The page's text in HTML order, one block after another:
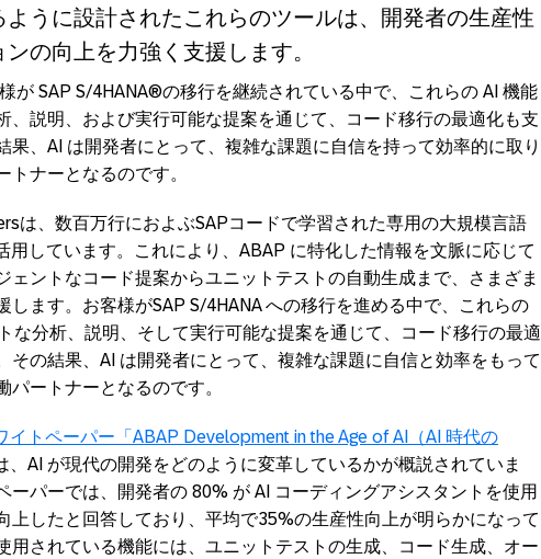
ように設計されたこれらのツールは、開発者の生産性
の向上を力強く支援します。
が SAP S/4HANA®の移行を継続されている中で、これらの AI 機能
、説明、および実行可能な提案を通じて、コード移行の最適化も支
果、 AI は開発者にとって、複雑な課題に自信を持って効率的に取り
トナーとなるのです。
は、数百万行におよぶSAPコードで学習された専用の大規模言語
用しています。これにより、 ABAP に特化した情報を文脈に応じて
ェントなコード提案からユニットテストの自動生成まで、さまざま
します。お客様がSAP S/4HANAへの移行を進める中で、これらの
な分析、説明、そして実行可能な提案を通じて、コード移行の最適
その結果、 AI は開発者にとって、複雑な課題に自信と効率をもって
パートナーとなるのです。
イトペーパー「 ABAP Development in the Age of AI （AI 時代の
、 AI が現代の開発をどのように変革しているかが概説されていま
ーパーでは、開発者の 80% が AI コーディングアシスタントを使用
上したと回答しており、平均で35%の生産性向上が明らかになって
用されている機能には、ユニットテストの生成、コード生成、オー